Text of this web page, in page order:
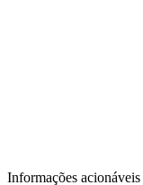
Informações acionáveis